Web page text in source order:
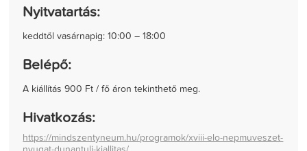
Nyitvatartás:
keddtől vasárnapig: 10:00 – 18:00
Belépő:
A kiállítás 900 Ft / fő áron tekinthető meg.
Hivatkozás:
https://mindszentyneum.hu/programok/xviii-elo-nepmuveszet-